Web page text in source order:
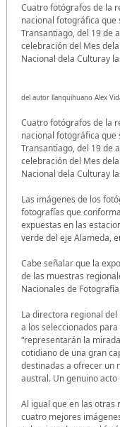
Cuatro fotógrafos de la
nacional fotográfica que
Transantiago, del 19 de
celebración del Mes
Nacional dela Culturay
del autor llanquihuano Alex
Cuatro fotógrafos de la
nacional fotográfica que
Transantiago, del 19 de
celebración del Mes
Nacional dela Culturay
Las imágenes de los
fotografías que
expuestas en las
verde del eje Alameda,
Cabe señalar que la
de las muestras
Nacionales de
La directora regional del
a los seleccionados
“representarán la
cotidiano de una gran
destinadas a ofrecer un
austral. Un genuino
Al igual que en las otras
cuatro mejores